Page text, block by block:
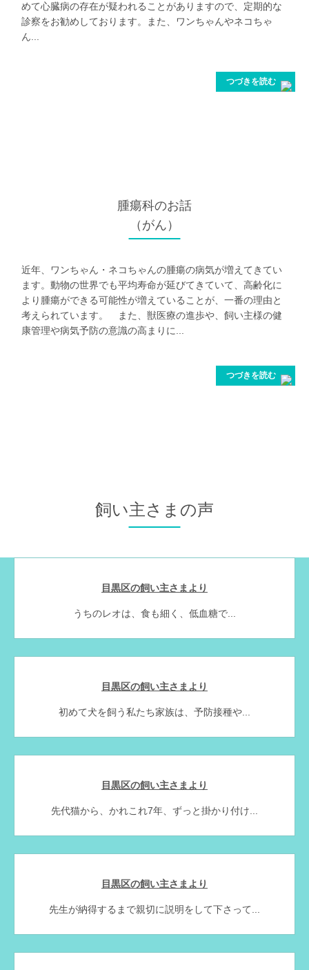
めて心臓病の存在が疑われることがありますので、定期的な
診察をお勧めしております。また、ワンちゃんやネコちゃ
ん...
つづきを読む
腫瘍科のお話
（がん）
近年、ワンちゃん・ネコちゃんの腫瘍の病気が増えてきてい
ます。動物の世界でも平均寿命が延びてきていて、高齢化に
より腫瘍ができる可能性が増えていることが、一番の理由と
考えられています。 また、獣医療の進歩や、飼い主様の健
康管理や病気予防の意識の高まりに...
つづきを読む
飼い主さまの声
目黒区の飼い主さまより
うちのレオは、食も細く、低血糖で...
目黒区の飼い主さまより
初めて犬を飼う私たち家族は、予防接種や...
目黒区の飼い主さまより
先代猫から、かれこれ7年、ずっと掛かり付け...
目黒区の飼い主さまより
先生が納得するまで親切に説明をして下さって...